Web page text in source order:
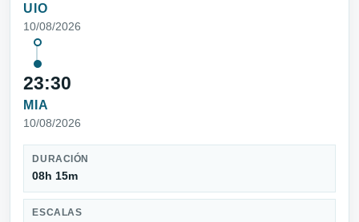
UIO
10/08/2026
23:30
MIA
10/08/2026
DURACIÓN
08h 15m
ESCALAS